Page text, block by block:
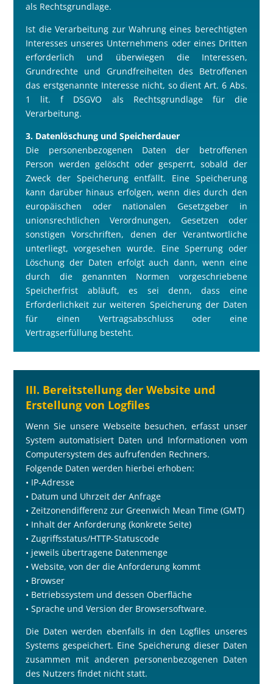
als Rechtsgrundlage.
Ist die Verarbeitung zur Wahrung eines berechtigten
Interesses unseres Unternehmens oder eines Dritten
erforderlich und überwiegen die Interessen,
Grundrechte und Grundfreiheiten des Betroffenen
das erstgenannte Interesse nicht, so dient Art. 6 Abs.
1 lit. f DSGVO als Rechtsgrundlage für die
Verarbeitung.
3. Datenlöschung und Speicherdauer
Die personenbezogenen Daten der betroffenen
Person werden gelöscht oder gesperrt, sobald der
Zweck der Speicherung entfällt. Eine Speicherung
kann darüber hinaus erfolgen, wenn dies durch den
europäischen oder nationalen Gesetzgeber in
unionsrechtlichen Verordnungen, Gesetzen oder
sonstigen Vorschriften, denen der Verantwortliche
unterliegt, vorgesehen wurde. Eine Sperrung oder
Löschung der Daten erfolgt auch dann, wenn eine
durch die genannten Normen vorgeschriebene
Speicherfrist abläuft, es sei denn, dass eine
Erforderlichkeit zur weiteren Speicherung der Daten
für einen Vertragsabschluss oder eine
Vertragserfüllung besteht.
III. Bereitstellung der Website und
Erstellung von Logfiles
Wenn Sie unsere Webseite besuchen, erfasst unser
System automatisiert Daten und Informationen vom
Computersystem des aufrufenden Rechners.
Folgende Daten werden hierbei erhoben:
• IP-Adresse
• Datum und Uhrzeit der Anfrage
• Zeitzonendifferenz zur Greenwich Mean Time (GMT)
• Inhalt der Anforderung (konkrete Seite)
• Zugriffsstatus/HTTP-Statuscode
• jeweils übertragene Datenmenge
• Website, von der die Anforderung kommt
• Browser
• Betriebssystem und dessen Oberfläche
• Sprache und Version der Browsersoftware.
Die Daten werden ebenfalls in den Logfiles unseres
Systems gespeichert. Eine Speicherung dieser Daten
zusammen mit anderen personenbezogenen Daten
des Nutzers findet nicht statt.